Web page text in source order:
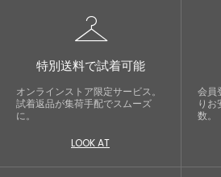
checkroom
特別送料で試着可能
オンラインストア限定サービス。
試着返品が集荷手配でスムーズ
に。
LOOK AT
会員
りお
数。